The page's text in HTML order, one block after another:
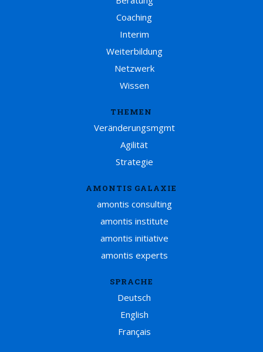
Coaching
Interim
Weiterbildung
Netzwerk
Wissen
THEMEN
Veränderungsmgmt
Agilität
Strategie
AMONTIS GALAXIE
amontis consulting
amontis institute
amontis initiative
amontis experts
SPRACHE
Deutsch
English
Français